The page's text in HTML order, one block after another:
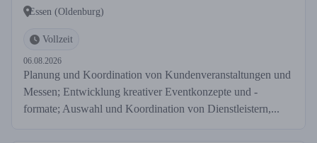
Essen (Oldenburg)
Vollzeit
06.08.2026
Planung und Koordination von Kundenveranstaltungen und
Messen; Entwicklung kreativer Eventkonzepte und -
formate; Auswahl und Koordination von Dienstleistern,...